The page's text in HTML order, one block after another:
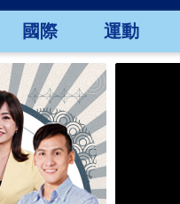
國際 運動